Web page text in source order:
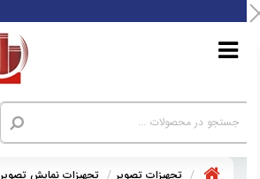
تجهیزات تصویر تجهیزات نمایش تصویر